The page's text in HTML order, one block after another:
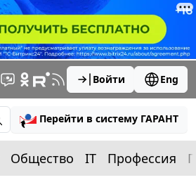
Войти Eng
Перейти в систему ГАРАНТ
Общество IT Профессия